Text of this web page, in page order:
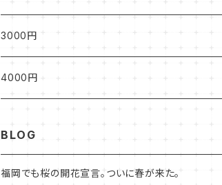
カーディガン
3000円
4000円
BLOG
福岡でも桜の開花宣言。ついに春が来た。